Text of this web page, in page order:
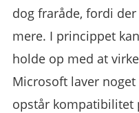
dog fraråde, fordi
mere. I princippet
holde op med at
Microsoft laver
opstår kompatibilitet